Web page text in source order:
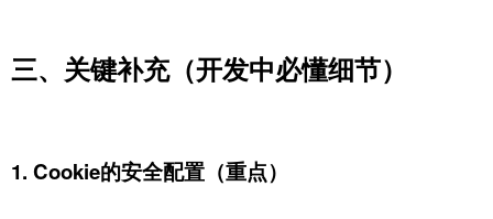
三、关键补充（开发中必懂细节）
1. Cookie的安全配置（重点）